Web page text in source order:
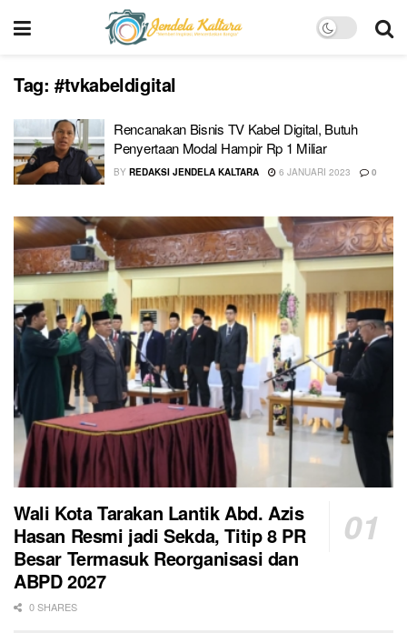
Tag: #tvkabeldigital
Rencanakan Bisnis TV Kabel Digital, Butuh
Penyertaan Modal Hampir Rp 1 Miliar
BY REDAKSI JENDELA KALTARA 6 JANUARI 2023 0
Wali Kota Tarakan Lantik Abd. Azis
Hasan Resmi jadi Sekda, Titip 8 PR
Besar Termasuk Reorganisasi dan
ABPD 2027
0 SHARES